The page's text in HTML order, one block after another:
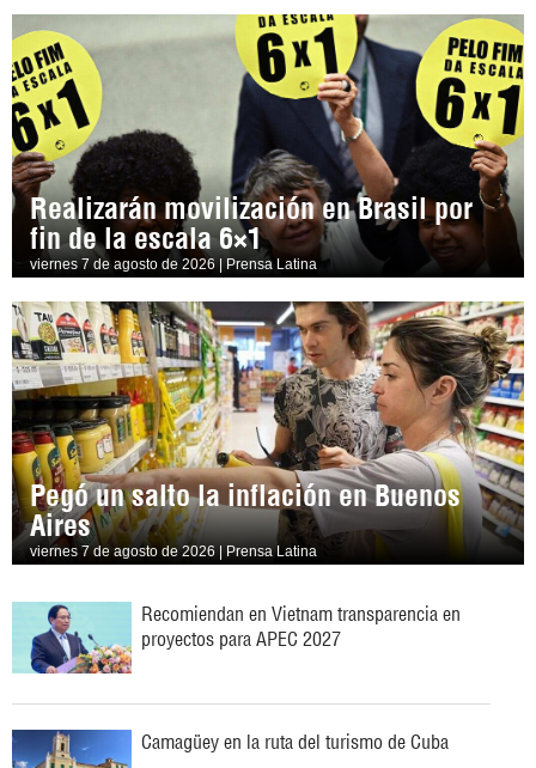
Realizarán movilización en Brasil por
fin de la escala 6×1
viernes 7 de agosto de 2026 | Prensa Latina
Pegó un salto la inflación en Buenos
Aires
viernes 7 de agosto de 2026 | Prensa Latina
Recomiendan en Vietnam transparencia en
proyectos para APEC 2027
Camagüey en la ruta del turismo de Cuba